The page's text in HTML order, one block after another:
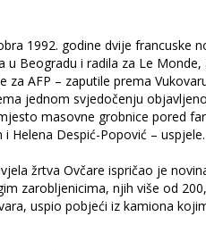
1992. godine dvije francuske
u Beogradu i radila za Le Monde,
za AFP – zaputile prema
jednom svjedočenju
masovne grobnice pored
Helena Despić-Popović – uspjele.
žrtva Ovčare ispričao je
zarobljenicima, njih više od
uspio pobjeći iz kamiona